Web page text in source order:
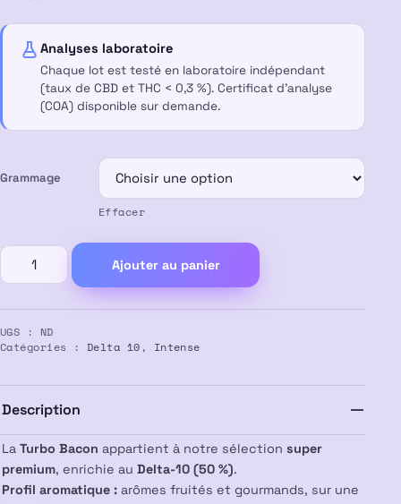
90,00 €
Analyses laboratoire
Chaque lot est testé en laboratoire indépendant
(taux de CBD et THC < 0,3 %). Certificat d’analyse
(COA) disponible sur demande.
Grammage
Effacer
quantité
de
BACON
50%
Delta
Ajouter au panier
UGS : ND
Catégories : Delta 10 , Intense
Description
La Turbo Bacon appartient à notre sélection super
premium, enrichie au Delta-10 (50 %).
Profil aromatique : arômes fruités et gourmands, sur une